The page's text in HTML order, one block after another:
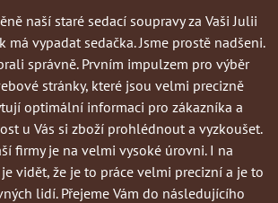
naší staré sedací soupravy za Vaši Julii
má vypadat sedačka. Jsme prostě nadšeni.
správně. Prvním impulzem pro výběr
stránky, které jsou velmi precizně
optimální informaci pro zákazníka a
u Vás si zboží prohlédnout a vyzkoušet.
firmy je na velmi vysoké úrovni. I na
vidět, že je to práce velmi precizní a je to
lidí. Přejeme Vám do následujícího